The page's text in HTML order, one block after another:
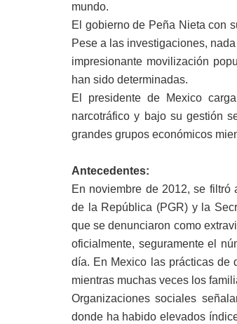
mundo.
El gobierno de Peña Nieta con
Pese a las investigaciones,
impresionante movilización
han sido determinadas.
El presidente de Mexico
narcotráfico y bajo su gestión
grandes grupos económicos
Antecedentes:
En noviembre de 2012, se filtró
de la República (PGR) y la
que se denunciaron como
oficialmente, seguramente el
día. En Mexico las prácticas de
mientras muchas veces los
Organizaciones sociales
donde ha habido elevados